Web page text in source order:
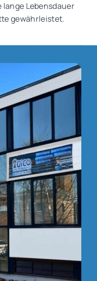
Lebensdauer
gewährleistet.